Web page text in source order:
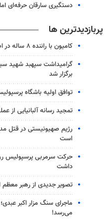
دستگیری سارقان حرفه‌ای
پربازدیدترین ها
کامیون با راننده ۸ ساله در اصفهان توقیف شد
گرامیداشت سپهبد شهید
برگزار شد
توافق اولیه باشگاه
تمجید رسانه آلبانیایی از
رژیم صهیونیستی در قتل
است
حرکت سرمربی پرسپولیس روی
داشت
تصویر جدیدی از رهبر
ماجرای سنگ مزار اکبر
می‌رسد!